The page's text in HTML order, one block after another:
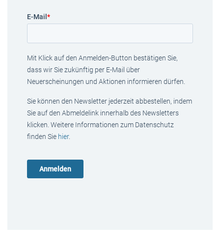
E-Mail *
Mit Klick auf den Anmelden-Button bestätigen Sie,
dass wir Sie zukünftig per E-Mail über
Neuerscheinungen und Aktionen informieren dürfen.
Sie können den Newsletter jederzeit abbestellen, indem
Sie auf den Abmeldelink innerhalb des Newsletters
klicken. Weitere Informationen zum Datenschutz
finden Sie hier.